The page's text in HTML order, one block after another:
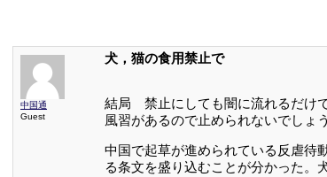
中国通
Guest
犬，猫の食用禁止で
結局 禁止にしても闇に流れるだけ
風習があるので止められないでしょう
中国で起草が進められている反虐待
る条文を盛り込むことが分かった。